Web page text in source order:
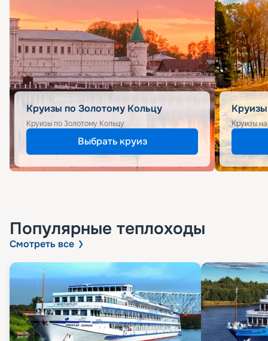
Круизы по Золотому Кольцу
Круизы по Золотому Кольцу
Выбрать круиз
Круизы
Популярные теплоходы
Смотреть все